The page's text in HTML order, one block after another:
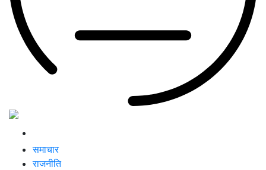
समाचार
राजनीति